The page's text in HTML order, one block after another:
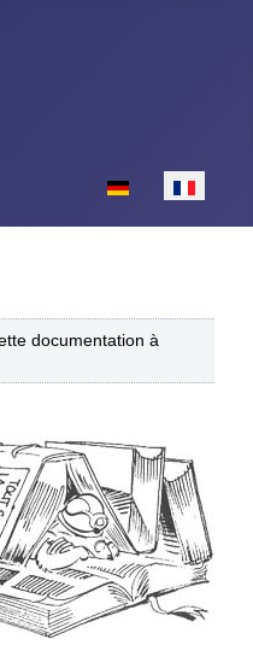
Sélectionnez
documentation à